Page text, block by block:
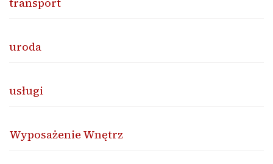
uroda
usługi
Wyposażenie Wnętrz